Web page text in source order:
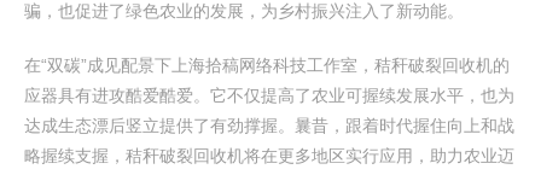
骗，也促进了绿色农业的发展，为乡村振兴注入了新动能。
在“双碳”成见配景下上海拾稿网络科技工作室，秸秆破裂回收机的
应器具有进攻酷爱酷爱。它不仅提高了农业可握续发展水平，也为
达成生态漂后竖立提供了有劲撑握。曩昔，跟着时代握住向上和战
略握续支握，秸秆破裂回收机将在更多地区实行应用，助力农业迈